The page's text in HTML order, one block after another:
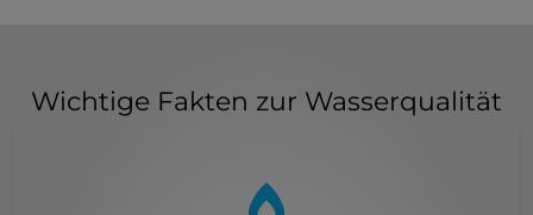
Wichtige Fakten zur Wasserqualität